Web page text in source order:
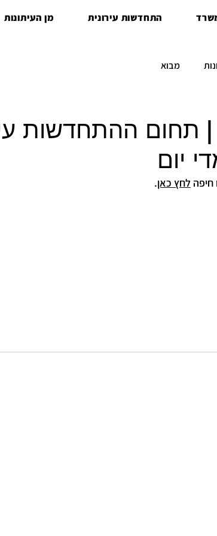
מן העיתונות התחדשות עירונית
מבוא
תחום ההתחדשות
יום
חיפה לחץ כאן.